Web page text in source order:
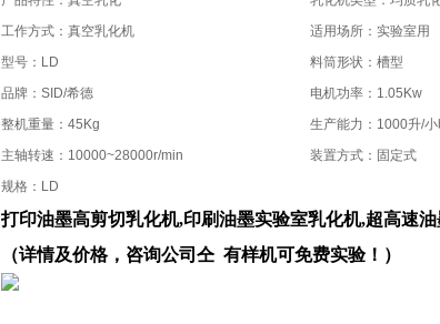
工作方式：真空乳化机
适用场所：实验室用
型号：LD
料筒形状：槽型
品牌：SID/希德
电机功率：1.05Kw
整机重量：45Kg
生产能力：1000升/小
主轴转速：10000~28000r/min
装置方式：固定式
规格：LD
打印油墨高剪切乳化机,印刷油墨实验室乳化机,超高速
（详情及价格，咨询公司仝 有样机可免费实验！）